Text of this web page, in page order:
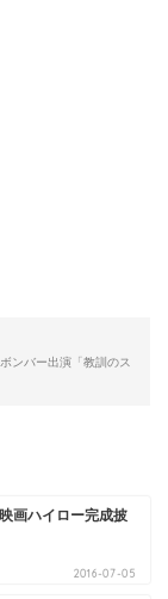
ンバー出演「教訓のス
画ハイロー完成披
2016-07-05